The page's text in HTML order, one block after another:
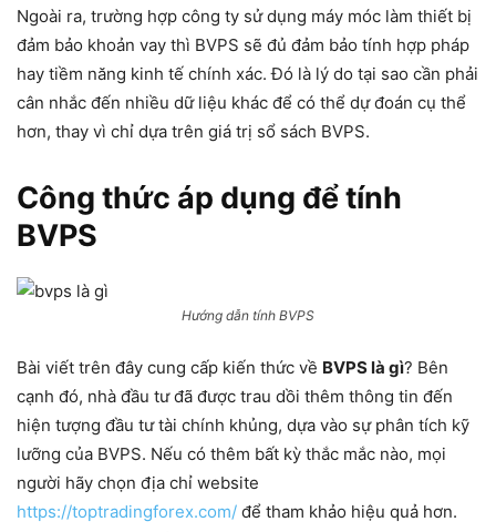
Ngoài ra, trường hợp công ty sử dụng máy móc làm thiết bị
đảm bảo khoản vay thì BVPS sẽ đủ đảm bảo tính hợp pháp
hay tiềm năng kinh tế chính xác. Đó là lý do tại sao cần phải
cân nhắc đến nhiều dữ liệu khác để có thể dự đoán cụ thể
hơn, thay vì chỉ dựa trên giá trị sổ sách BVPS.
Công thức áp dụng để tính
BVPS
Hướng dẫn tính BVPS
Bài viết trên đây cung cấp kiến thức về BVPS là gì? Bên
cạnh đó, nhà đầu tư đã được trau dồi thêm thông tin đến
hiện tượng đầu tư tài chính khủng, dựa vào sự phân tích kỹ
lưỡng của BVPS. Nếu có thêm bất kỳ thắc mắc nào, mọi
người hãy chọn địa chỉ website
https://toptradingforex.com/ để tham khảo hiệu quả hơn.